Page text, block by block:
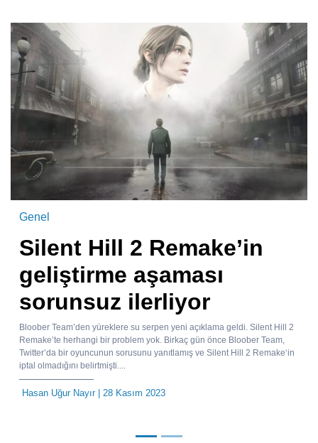
Genel
Silent Hill 2 Remake’in
geliştirme aşaması
sorunsuz ilerliyor
Bloober Team’den yüreklere su serpen yeni açıklama geldi. Silent Hill 2
Remake’te herhangi bir problem yok. Birkaç gün önce Bloober Team,
Twitter’da bir oyuncunun sorusunu yanıtlamış ve Silent Hill 2 Remake‘in
iptal olmadığını belirtmişti....
Hasan Uğur Nayır| 28 Kasım 2023